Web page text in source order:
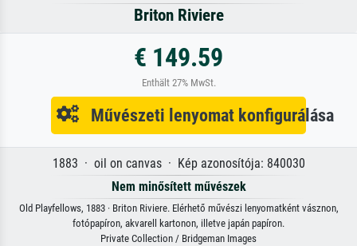
Briton Riviere
€ 149.59
Enthält 27% MwSt.
Művészeti lenyomat konfigurálása
1883 · oil on canvas · Kép azonosítója: 840030
Nem minősített művészek
Old Playfellows, 1883 · Briton Riviere. Elérhető művészi lenyomatként vásznon,
fotópapíron, akvarell kartonon, illetve japán papíron.
Private Collection / Bridgeman Images